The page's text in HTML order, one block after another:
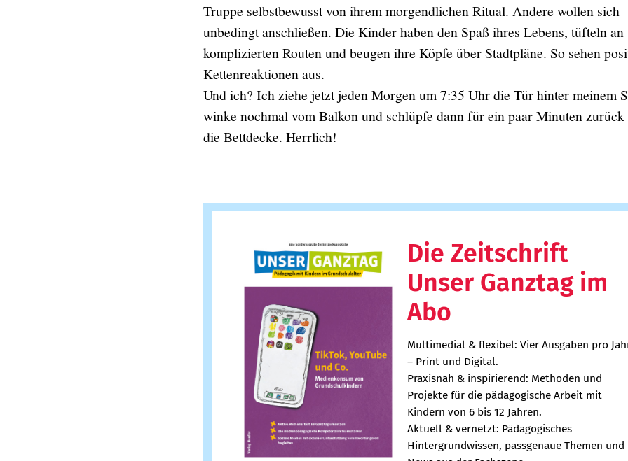
Truppe selbstbewusst von ihrem morgendlichen Ritual. Andere wollen sich
unbedingt anschließen. Die Kinder haben den Spaß ihres Lebens, tüfteln an
komplizierten Routen und beugen ihre Köpfe über Stadtpläne. So sehen
Kettenreaktionen aus.
Und ich? Ich ziehe jetzt jeden Morgen um 7:35 Uhr die Tür hinter meinem
winke nochmal vom Balkon und schlüpfe dann für ein paar Minuten zurück
die Bettdecke. Herrlich!
Die Zeitschrift
Unser Ganztag im
Abo
Multimedial & flexibel: Vier Ausgaben pro
– Print und Digital.
Praxisnah & inspirierend: Methoden und
Projekte für die pädagogische Arbeit mit
Kindern von 6 bis 12 Jahren.
Aktuell & vernetzt: Pädagogisches
Hintergrundwissen, passgenaue Themen und